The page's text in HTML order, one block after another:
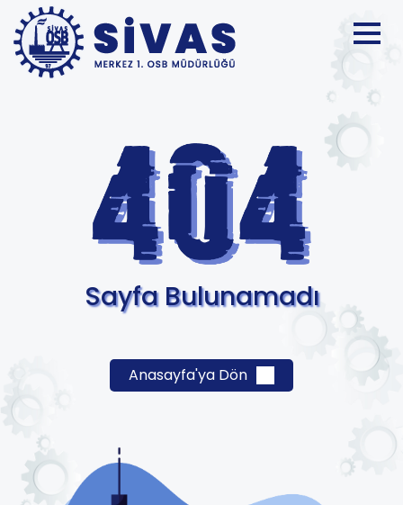
Sayfa Bulunamadı
Anasayfa'ya Dön